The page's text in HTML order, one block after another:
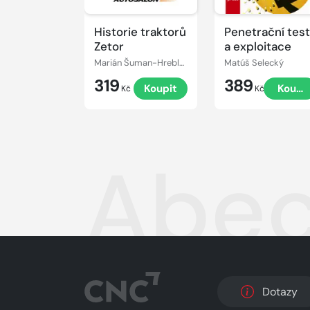
Historie traktorů
Zetor
Marián Šuman-Hreblay
319 Kč Koupit
Penetrační
a exploitace
Matúš Selecký
389 Kč Koupit
Dotazy